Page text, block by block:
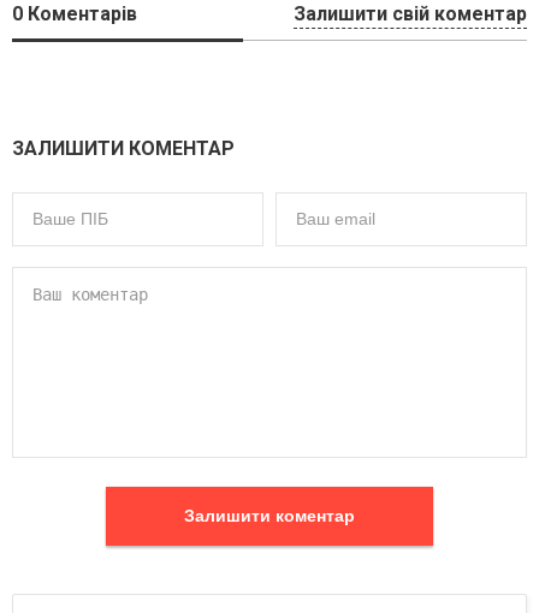
0 Коментарів Залишити свій коментар
ЗАЛИШИТИ КОМЕНТАР
Залишити коментар